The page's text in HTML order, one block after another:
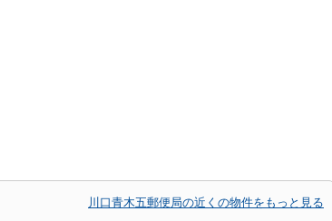
川口青木五郵便局の近くの物件をもっと見る